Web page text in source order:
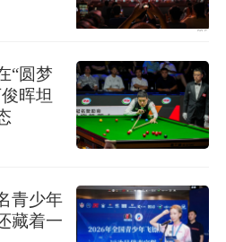
“圆梦
晖坦
青少年
藏着一